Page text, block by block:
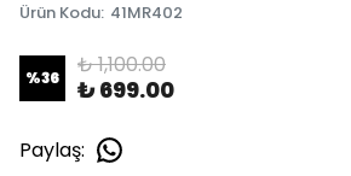
Ürün Kodu: 41MR402
%36 ₺ 1,100.00
₺ 699.00
Paylaş: